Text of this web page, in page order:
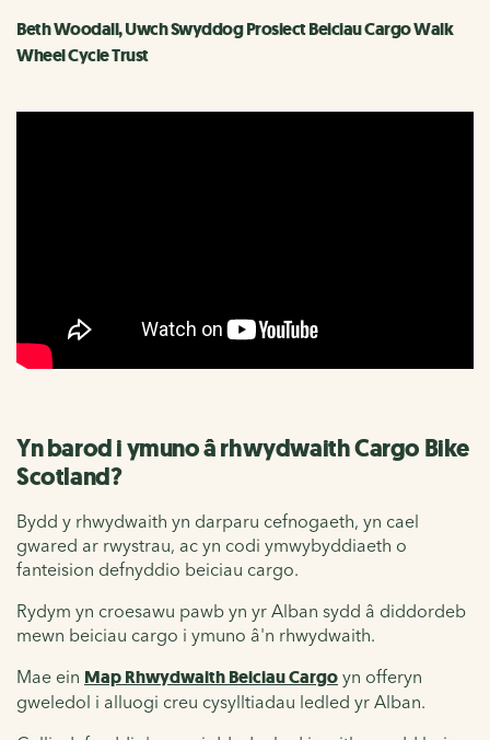
Beth Woodall, Uwch Swyddog Prosiect Beiciau Cargo Walk
Wheel Cycle Trust
Yn barod i ymuno â rhwydwaith Cargo Bike
Scotland?
Bydd y rhwydwaith yn darparu cefnogaeth, yn cael
gwared ar rwystrau, ac yn codi ymwybyddiaeth o
fanteision defnyddio beiciau cargo.
Rydym yn croesawu pawb yn yr Alban sydd â diddordeb
mewn beiciau cargo i ymuno â'n rhwydwaith.
Mae ein Map Rhwydwaith Beiciau Cargo yn offeryn
gweledol i alluogi creu cysylltiadau ledled yr Alban.